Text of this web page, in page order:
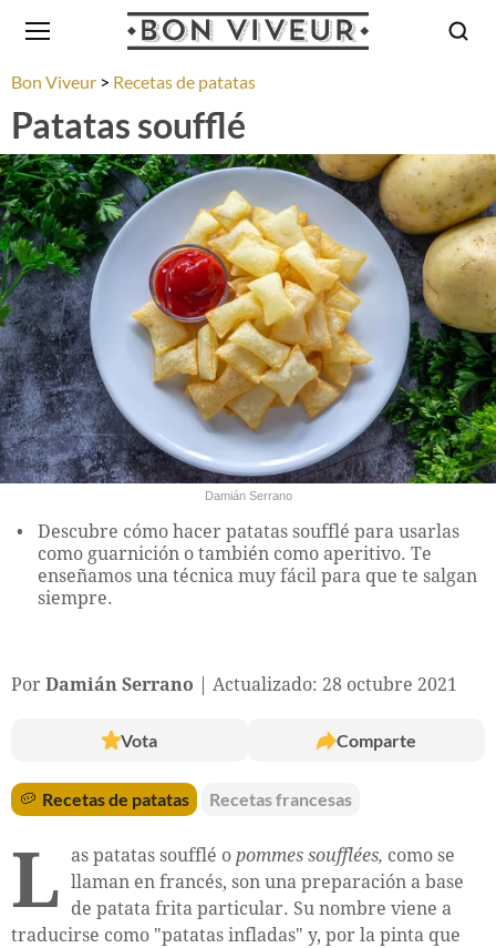
Bon Viveur Recetas de patatas
Patatas soufflé
Damián Serrano
Descubre cómo hacer patatas soufflé para usarlas
como guarnición o también como aperitivo. Te
enseñamos una técnica muy fácil para que te salgan
siempre.
Por Damián Serrano Actualizado: 28 octubre 2021
Vota Comparte
🥔 Recetas de patatas Recetas francesas
L as patatas soufflé o pommes soufflées, como se
llaman en francés, son una preparación a base
de patata frita particular. Su nombre viene a
traducirse como "patatas infladas" y, por la pinta que